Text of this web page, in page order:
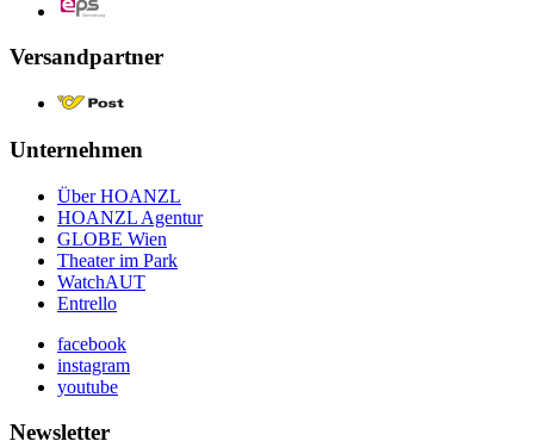
Versandpartner
Unternehmen
Über HOANZL
HOANZL Agentur
GLOBE Wien
Theater im Park
WatchAUT
Entrello
facebook
instagram
youtube
Newsletter